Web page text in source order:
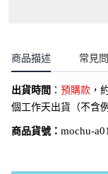
商品描述 常見
出貨時間 ： 預購款 ，
個工作天出貨（不含
商品貨號： mochu-